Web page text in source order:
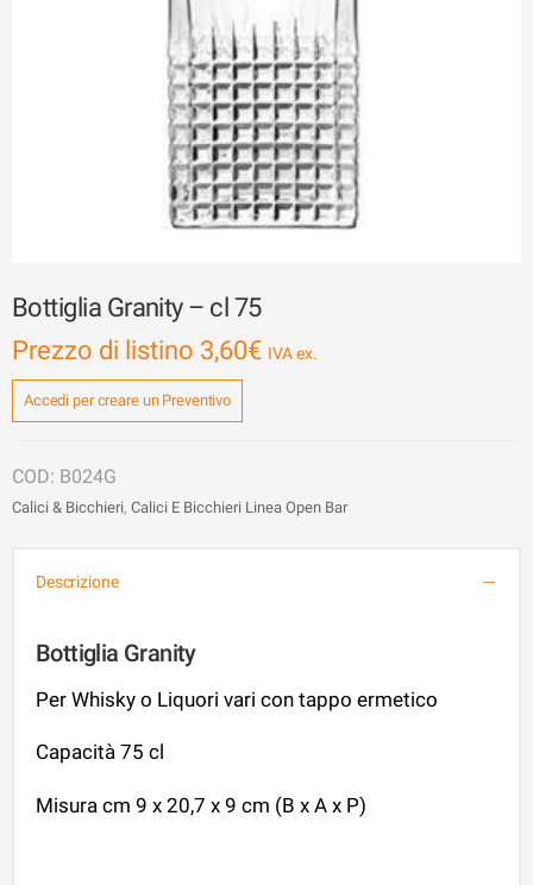
Bottiglia Granity – cl 75
Prezzo di listino 3,60€
Accedi per creare un Preventivo
B024G
Calici & Bicchieri, Calici E Bicchieri Linea Open Bar
Descrizione
Bottiglia Granity
Per Whisky o Liquori vari con tappo ermetico
Capacità 75 cl
Misura cm 9 x 20,7 x 9 cm (B x A x P)